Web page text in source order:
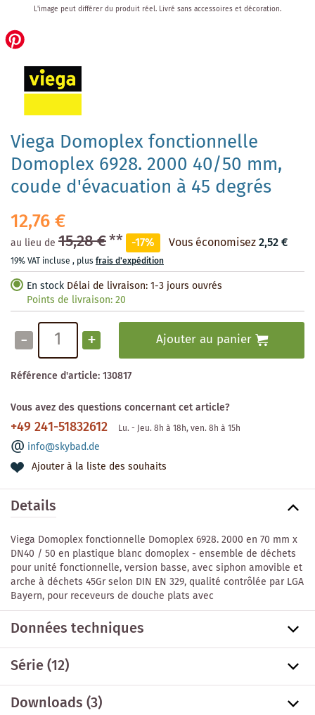
Viega Domoplex fonctionnelle
Domoplex 6928. 2000 40/50 mm,
coude d'évacuation à 45 degrés
12,76 €
au lieu de 15,28 €** -17% Vous économisez2,52 €
19% VAT incluse , plusfrais d'expédition
En stock Délai de livraison: 1-3 jours ouvrés
Points de livraison:20
- + Ajouter au panier
Référence d'article:130817
Vous avez des questions concernant cet article?
+49 241-51832612 Lu. - Jeu. 8h à 18h, ven. 8h à 15h
info@skybad.de
Ajouter à la liste des souhaits
the
beginning
images
gallery
L'image peut différer du produit réel. Livré sans accessoires et décoration.
Details
Viega Domoplex fonctionnelle Domoplex 6928. 2000 en 70 mm x
DN40 / 50 en plastique blanc domoplex - ensemble de déchets
pour unité fonctionnelle, version basse, avec siphon amovible et
arche à déchets 45Gr selon DIN EN 329, qualité contrôlée par LGA
Bayern, pour receveurs de douche plats avec
Données techniques
Série(12)
Downloads (3)